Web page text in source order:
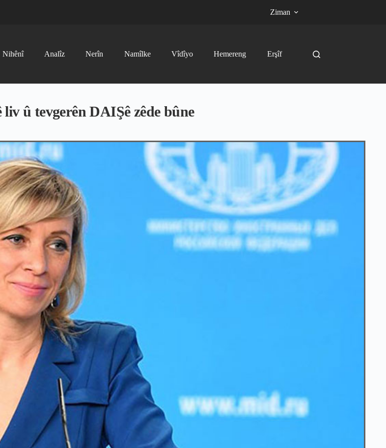
Ziman
Nihênî Analîz Nerîn Namîlke Vîdîyo Hemereng Erşîf
û tevgerên DAIŞê zêde bûne